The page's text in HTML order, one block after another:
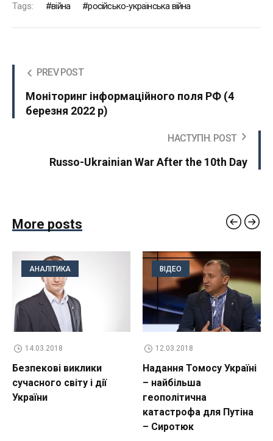
Tags: війна російсько-українська війна
PREV POST
Моніторинг інформаційного поля РФ (4
березня 2022 р)
НАСТУПН. POST
Russo-Ukrainian War After the 10th Day
More posts
АНАЛІТИКА
14.03.2018
Безпекові виклики
сучасного світу і дії
України
ВІДЕО
12.03.2018
Надання Томосу Україні
– найбільша
геополітична
катастрофа для Путіна
– Сиротюк